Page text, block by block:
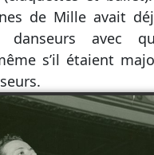
de Mille avait
danseurs avec
s’il étaient